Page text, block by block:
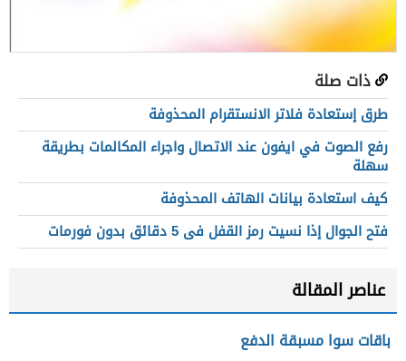
ذات صلة
طرق إستعادة فلاتر الانستقرام المحذوفة
رفع الصوت في ايفون عند الاتصال واجراء المكالمات بطريقة
سهلة
كيف استعادة بيانات الهاتف المحذوفة
فتح الجوال إذا نسيت رمز القفل فى 5 دقائق بدون فورمات
عناصر المقالة
باقات سوا مسبقة الدفع